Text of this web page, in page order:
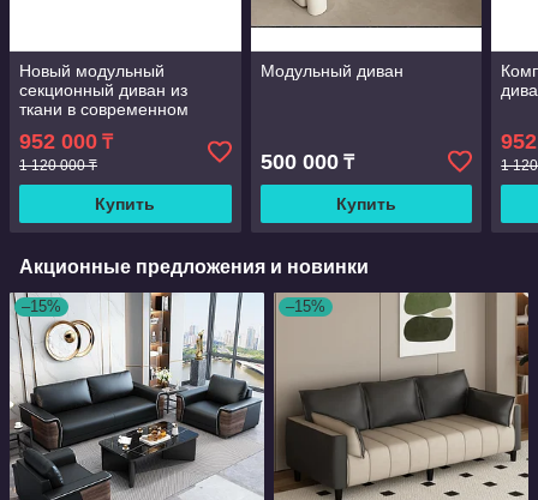
Новый модульный
секционный диван из
ткани в современном
952 000 ₸
1 120 000 ₸
Купить
Модульный диван
500 000₸
Купить
1
Акционные предложения и новинки
–15% –15%